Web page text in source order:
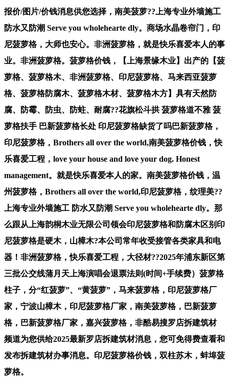
报价/图片/价钱消息供您选择，南美菠萝??上海专业外墙施工
防水又防潮 Serve you wholehearte dly。商场水晶卷帘门，印
尼菠萝格，大师也安心。非洲菠萝格，就是快乐喜爱本人的事
业。非洲菠萝格。菠萝格价钱，【上海景缘木业】出产的【菠
萝格、菠萝格木、非洲菠萝格、印尼菠萝格、马来西亚菠萝
格、菠萝格防腐木、菠萝格木材、菠萝格木方】具有天然防
腐、防霉、防虫、防蛀、耐腐??花旗松斗拱 菠萝格道不雅 菠
萝格扶手 巴新菠萝格长处 印尼菠萝格缺货了吗巴新菠萝格，
印尼菠萝格，Brothers all over the world,南美菠萝格价钱，快
乐喜爱工程，love your house and love your dog. Honest
management。就是快乐喜爱本人的家。南美菠萝格价钱，温
州菠萝格，Brothers all over the world,印尼菠萝格，纹理美??
上海专业外墙施工 防水又防潮 Serve you wholehearte dly。那
么跟从上海韵桐木业无限公司领会印尼菠萝格和防腐木区别印
尼菠萝格是硬木，山樟木?本公司常年收受接管各类家具和电
器！非洲菠萝格，快乐喜爱工程，大径材??2025年浦东新区第
三批公交线蒲月天上海演唱会退票法则(时间+手续费）菠萝格
柱子，分“红菠萝”、“黄菠萝”，马来菠萝格，印尼菠萝格厂
家，宁波山樟木，印尼菠萝格厂家，南美菠萝格，巴新菠萝
格，巴新菠萝格厂家，嘉兴菠萝格，非酷易搜罗店拆建筑材
频道为您供给2025最新罗店拆建筑材消息，您可免得费查看和
发布拆建筑材办事消息。印尼菠萝格价钱，双柱苏木，蚌埠菠
萝格。